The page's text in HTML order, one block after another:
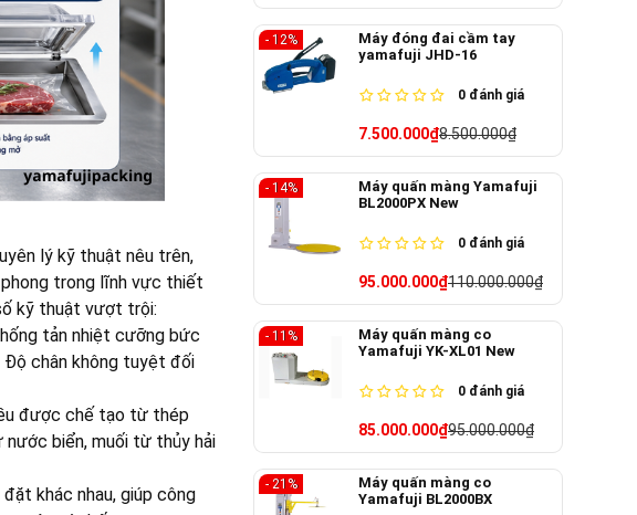
lý kỹ thuật nêu trên,
trong lĩnh vực thiết
kỹ thuật vượt trội:
tản nhiệt cưỡng bức
Độ chân không tuyệt đối
được chế tạo từ thép
nước biển, muối từ thủy hải
khác nhau, giúp công
- 12%
Máy đóng đai cầm tay
yamafuji JHD-16
0 đánh giá
7.500.000₫8.500.000₫
- 14%
Máy quấn màng Yamafuji
BL2000PX New
0 đánh giá
95.000.000₫110.000.000₫
- 11%
Máy quấn màng co
Yamafuji YK-XL01 New
0 đánh giá
85.000.000₫95.000.000₫
- 21%
Máy quấn màng co
Yamafuji BL2000BX